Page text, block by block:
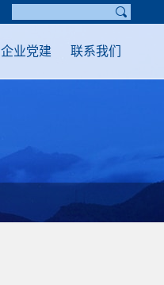
企业党建 联系我们